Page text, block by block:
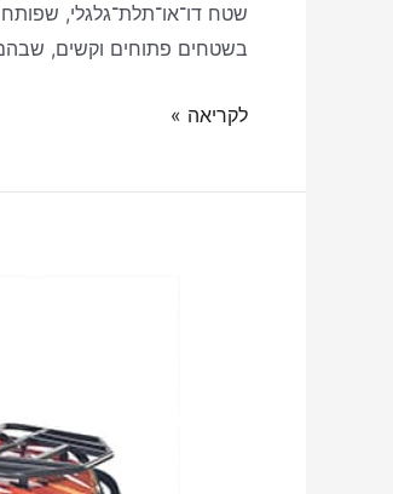
שטח דו־או־תלת־גלגלי,
בשטחים פתוחים וקשים,
לקריאה »